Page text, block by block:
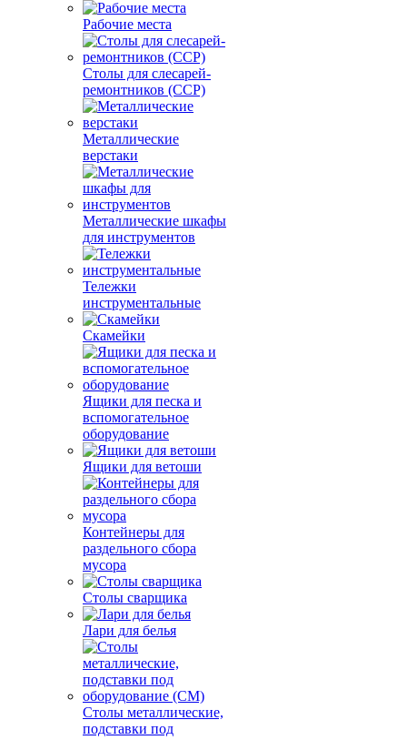
Рабочие места
Столы для слесарей-
ремонтников (ССР)
Металлические
верстаки
Металлические шкафы
для инструментов
Тележки
инструментальные
Скамейки
Ящики для песка и
вспомогательное
оборудование
Ящики для ветоши
Контейнеры для
раздельного сбора
мусора
Столы сварщика
Лари для белья
Столы металлические,
подставки под